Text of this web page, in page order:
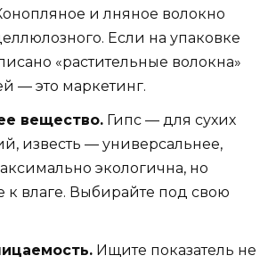
и лняное волокно
Если на упаковке
«растительные волокна»
— это маркетинг.
вещество. Гипс — для сухих
известь — универсальнее,
экологична, но
к влаге. Выбирайте под свою
Ищите показатель не